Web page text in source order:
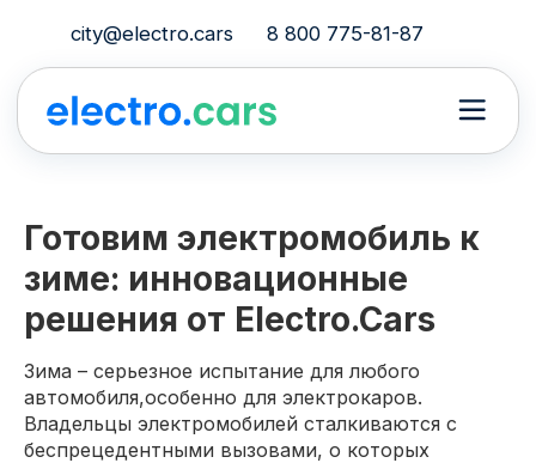
city@electro.cars 8 800 775-81-87
Готовим электромобиль к
зиме: инновационные
решения от Electro.Cars
Зима – серьезное испытание для любого
автомобиля,особенно для электрокаров.
Владельцы электромобилей сталкиваются с
беспрецедентными вызовами, о которых